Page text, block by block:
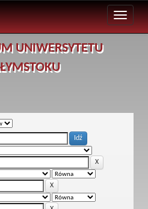
UNIWERSYTETU